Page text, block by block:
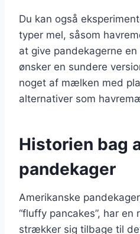
Du kan også
typer mel, såsom
at give pandekagerne
ønsker en sundere
noget af mælken med
alternativer som
Historien bag
pandekager
Amerikanske
“fluffy pancakes”, har en
strækker sig tilbage til